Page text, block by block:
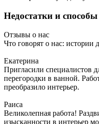
Недостатки и
Отзывы о нас
Что говорят о нас: истории
Екатерина
Пригласили специалистов
перегородки в ванной.
преобразило интерьер.
Раиса
Великолепная работа!
изысканности в интерьер